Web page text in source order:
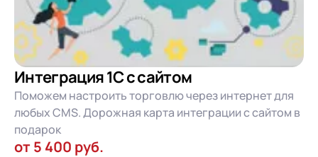
Интеграция 1С с сайтом
Поможем настроить торговлю через интернет для
любых CMS. Дорожная карта интеграции с сайтом в
подарок
от 5 400 руб.